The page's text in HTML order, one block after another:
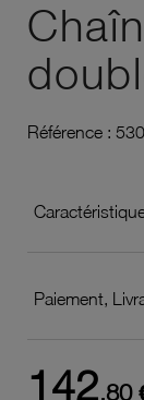
Référence :
Paiement,
142,80